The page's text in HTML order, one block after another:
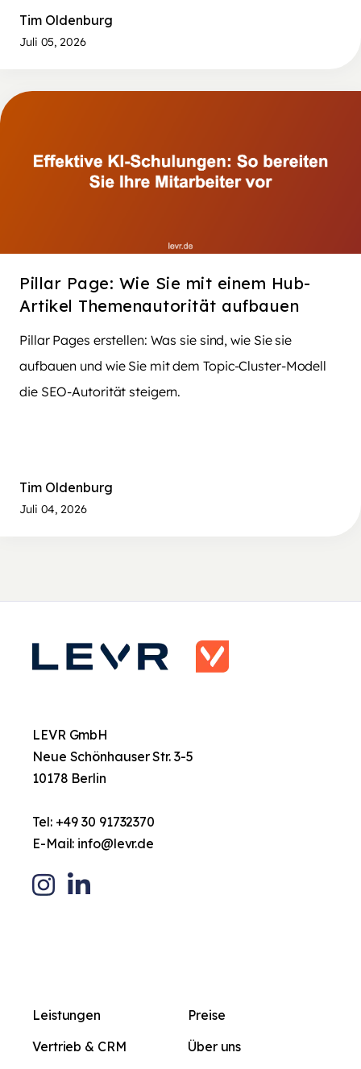
Tim Oldenburg
Juli 05, 2026
Pillar Page: Wie Sie mit einem Hub-
Artikel Themenautorität aufbauen
Pillar Pages erstellen: Was sie sind, wie Sie sie
aufbauen und wie Sie mit dem Topic-Cluster-Modell
die SEO-Autorität steigern.
Tim Oldenburg
Juli 04, 2026
LEVR GmbH
Neue Schönhauser Str. 3-5
10178 Berlin
Tel: +49 30 91732370
E-Mail: info@levr.de
Leistungen
Vertrieb & CRM
Preise
Über uns